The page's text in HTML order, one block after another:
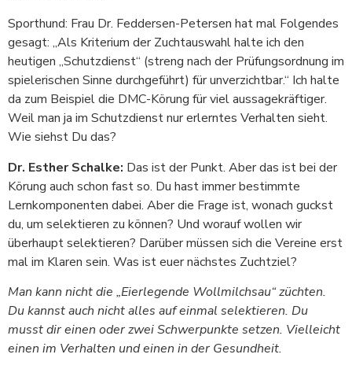
Sporthund: Frau Dr. Feddersen-Petersen hat mal Folgendes
gesagt: „Als Kriterium der Zuchtauswahl halte ich den
heutigen „Schutzdienst“ (streng nach der Prüfungsordnung im
spielerischen Sinne durchgeführt) für unverzichtbar.“ Ich halte
da zum Beispiel die DMC-Körung für viel aussagekräftiger.
Weil man ja im Schutzdienst nur erlerntes Verhalten sieht.
Wie siehst Du das?
Dr. Esther Schalke: Das ist der Punkt. Aber das ist bei der
Körung auch schon fast so. Du hast immer bestimmte
Lernkomponenten dabei. Aber die Frage ist, wonach guckst
du, um selektieren zu können? Und worauf wollen wir
überhaupt selektieren? Darüber müssen sich die Vereine erst
mal im Klaren sein. Was ist euer nächstes Zuchtziel?
Man kann nicht die „Eierlegende Wollmilchsau“ züchten.
Du kannst auch nicht alles auf einmal selektieren. Du
musst dir einen oder zwei Schwerpunkte setzen. Vielleicht
einen im Verhalten und einen in der Gesundheit.